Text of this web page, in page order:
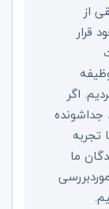
از
قرار
اگر
جداشونده
تجربه
ما